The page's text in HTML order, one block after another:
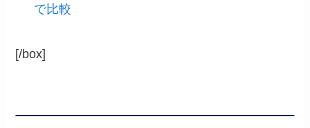
で比較
[/box]